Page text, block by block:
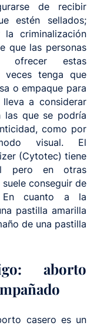
de recibir
estén sellados;
criminalización
que las personas
ofrecer estas
veces tenga que
o empaque para
a considerar
las que se podría
como por
visual. El
(Cytotec) tiene
pero en otras
conseguir de
En cuanto a la
pastilla amarilla
de una pastilla
aborto
casero es un